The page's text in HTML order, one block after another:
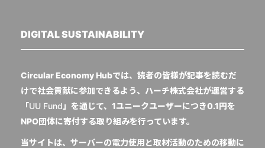
DIGITAL SUSTAINABILITY
Circular Economy Hubでは、読者の皆様が記事を読むだ
けで社会貢献に参加できるよう、ハーチ株式会社が運営する
「UU Fund 」を通じて、1ユニークユーザーにつき0.1円を
NPO団体に寄付する取り組みを行っています。
当サイトは、サーバーの電力使用と取材活動のための移動に